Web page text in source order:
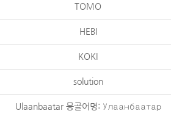
TOMO
HEBI
KOKI
solution
Ulaanbaatar 몽골어명: Улаанбаатар